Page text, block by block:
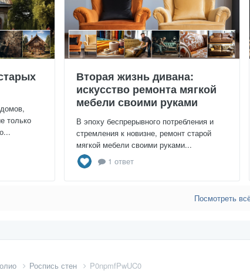
только
Вторая жизнь дивана:
искусство ремонта мягкой
мебели своими руками
В эпоху беспрерывного потребления и
стремления к новизне, ремонт старой
мягкой мебели своими руками...
1 ответ
Посмотреть
Роспись стен P0npmfPwUC0